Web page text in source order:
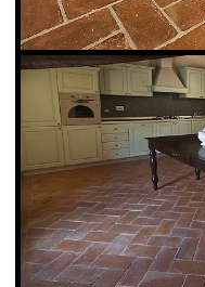
Maro Cristiani Srl
Casa
Vedi Scheda Prodotto